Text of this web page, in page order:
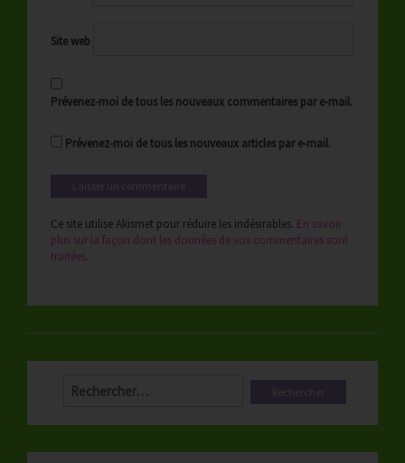
Site web
Prévenez-moi de tous les nouveaux commentaires par e-mail.
Prévenez-moi de tous les nouveaux articles par e-mail.
Ce site utilise Akismet pour réduire les indésirables. En savoir
plus sur la façon dont les données de vos commentaires sont
traitées.
Rechercher :